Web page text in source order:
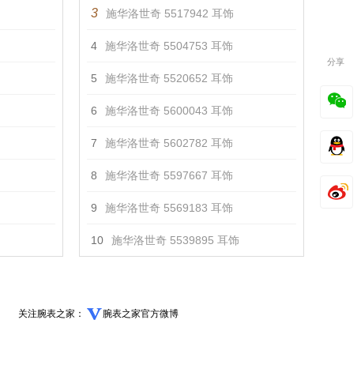
3 施华洛世奇 5517942 耳饰
4 施华洛世奇 5504753 耳饰
5 施华洛世奇 5520652 耳饰
6 施华洛世奇 5600043 耳饰
7 施华洛世奇 5602782 耳饰
8 施华洛世奇 5597667 耳饰
9 施华洛世奇 5569183 耳饰
10 施华洛世奇 5539895 耳饰
关注腕表之家： 腕表之家官方微博
分享